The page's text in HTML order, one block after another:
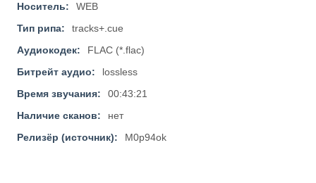
Носитель:
WEB
Тип рипа:
tracks+.cue
Аудиокодек:
FLAC (*.flac)
Битрейт аудио:
lossless
Время звучания:
00:43:21
Наличие сканов:
нет
Релизёр (источник):
M0p94ok